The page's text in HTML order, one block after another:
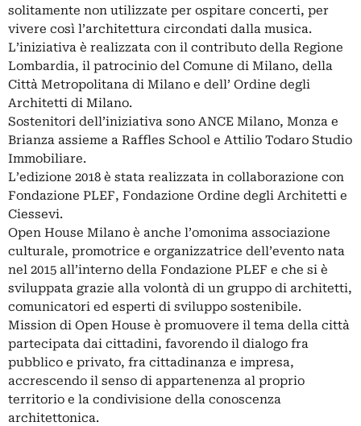
solitamente non utilizzate per ospitare concerti, per
vivere così l’architettura circondati dalla musica.
L’iniziativa è realizzata con il contributo della Regione
Lombardia, il patrocinio del Comune di Milano, della
Città Metropolitana di Milano e dell’ Ordine degli
Architetti di Milano.
Sostenitori dell’iniziativa sono ANCE Milano, Monza e
Brianza assieme a Raffles School e Attilio Todaro Studio
Immobiliare.
L’edizione 2018 è stata realizzata in collaborazione con
Fondazione PLEF, Fondazione Ordine degli Architetti e
Ciessevi.
Open House Milano è anche l’omonima associazione
culturale, promotrice e organizzatrice dell’evento nata
nel 2015 all’interno della Fondazione PLEF e che si è
sviluppata grazie alla volontà di un gruppo di architetti,
comunicatori ed esperti di sviluppo sostenibile.
Mission di Open House è promuovere il tema della città
partecipata dai cittadini, favorendo il dialogo fra
pubblico e privato, fra cittadinanza e impresa,
accrescendo il senso di appartenenza al proprio
territorio e la condivisione della conoscenza
architettonica.